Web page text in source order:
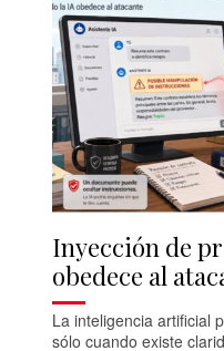
Inyección de
obedece al
La inteligencia artificial
sólo cuando existe